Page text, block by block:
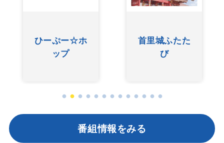
ひーぷー☆ホ
ップ
首里城ふたた
び
番組情報をみる